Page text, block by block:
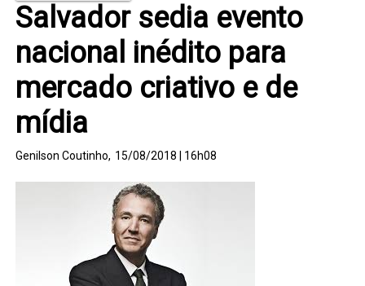
Salvador sedia evento
nacional inédito para
mercado criativo e de
mídia
Genilson Coutinho, 15/08/2018 | 16h08